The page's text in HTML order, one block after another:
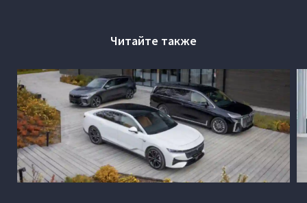
Читайте также